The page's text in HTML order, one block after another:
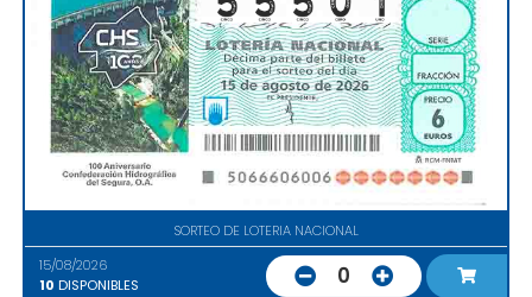
SORTEO DE LOTERIA NACIONAL
15/08/2026
10 DISPONIBLES 0